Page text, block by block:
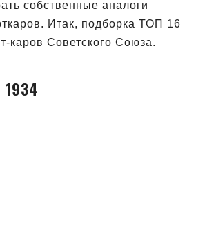
собственные аналоги
Итак, подборка ТОП 16
каров Советского Союза.